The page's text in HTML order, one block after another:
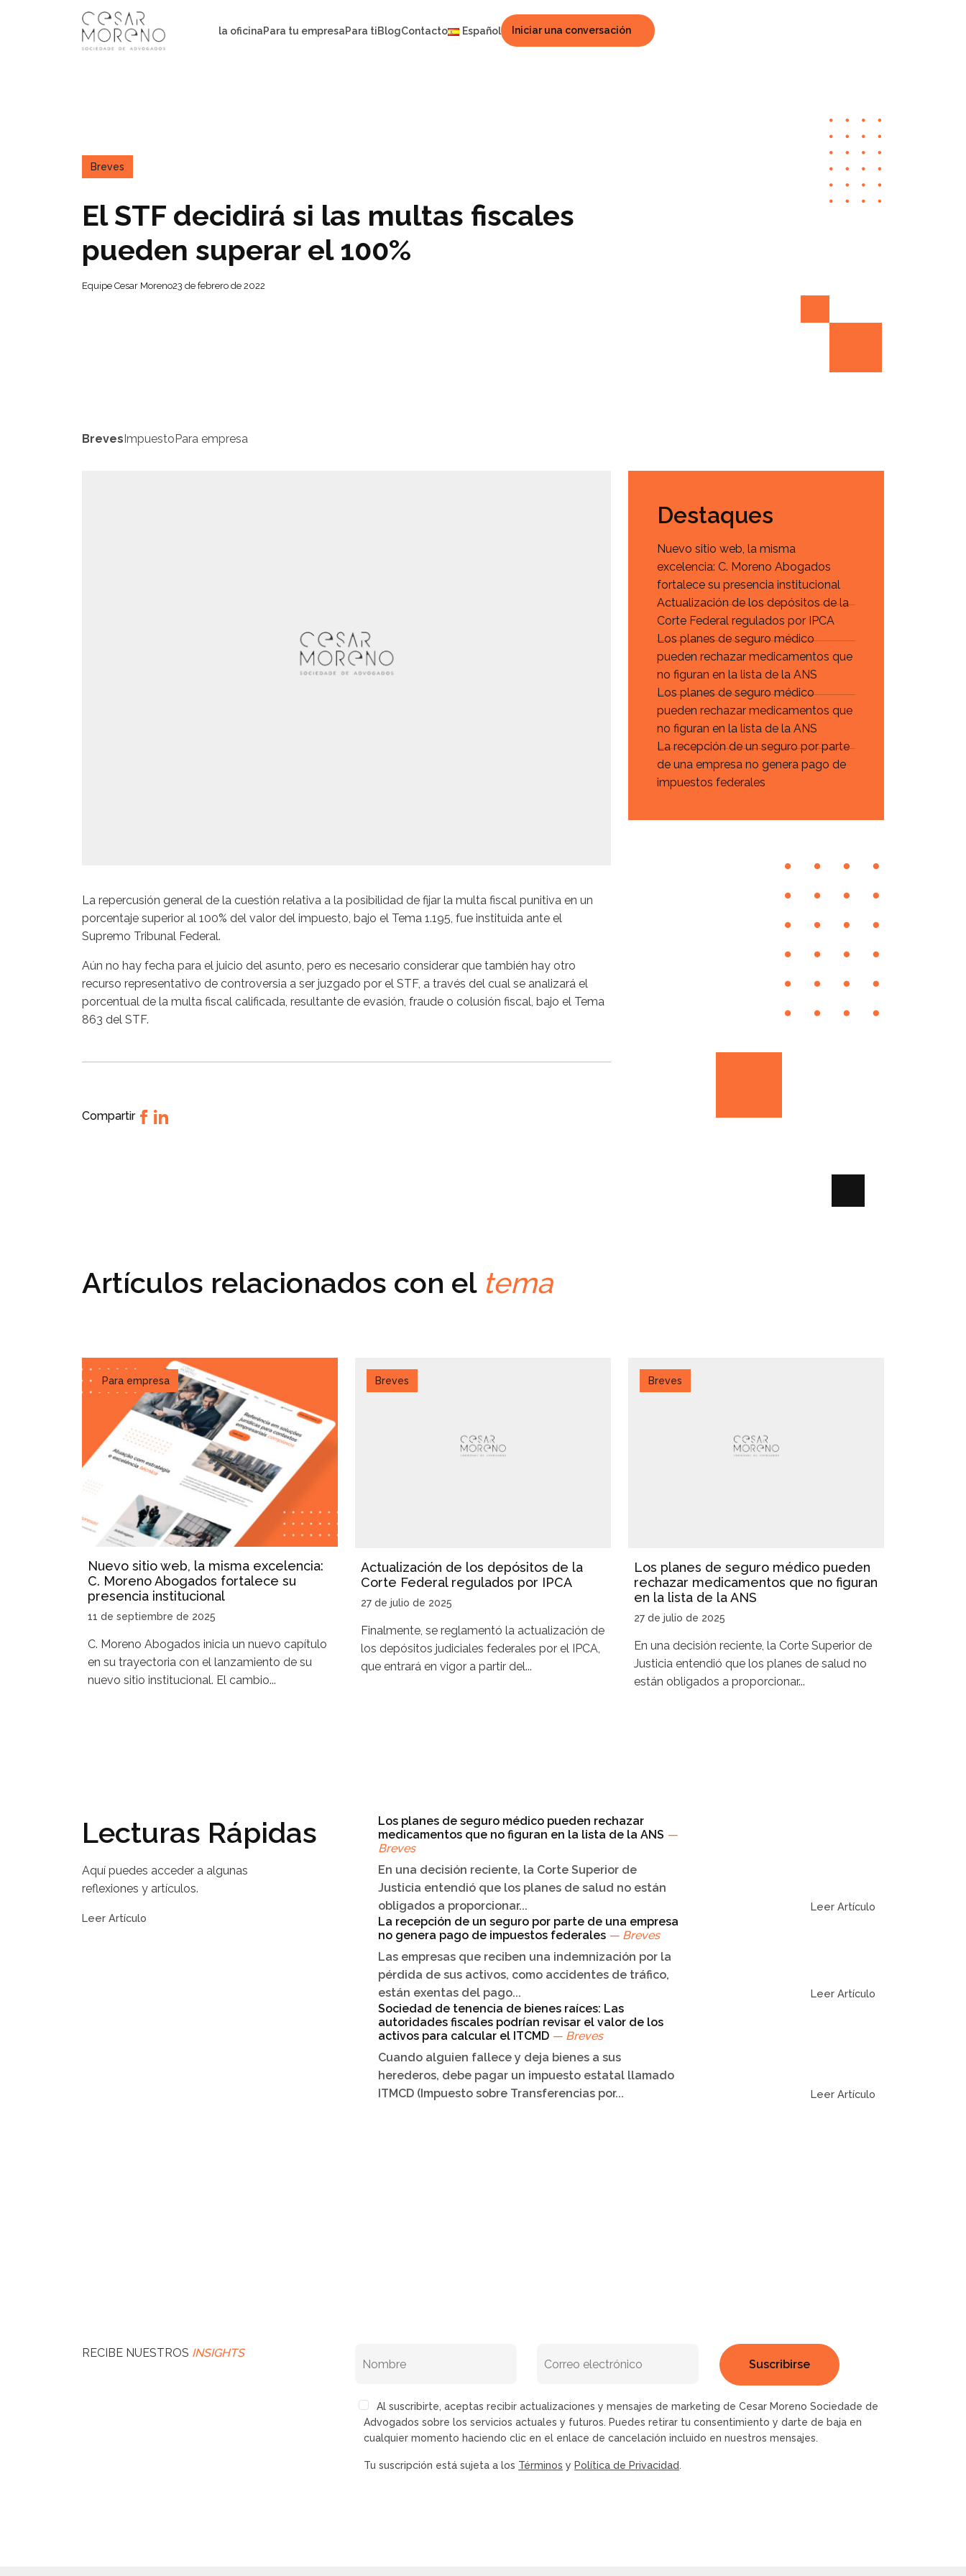
la oficinaPara tu empresaPara tiBlogContacto Español Iniciar una conversación
Breves
El STF decidirá si las multas fiscales
pueden superar el 100%
Equipe Cesar Moreno23 de febrero de 2022
BrevesImpuestoPara empresa
La repercusión general de la cuestión relativa a la posibilidad de fijar la multa fiscal punitiva en un
porcentaje superior al 100% del valor del impuesto, bajo el Tema 1.195, fue instituida ante el
Supremo Tribunal Federal.
Aún no hay fecha para el juicio del asunto, pero es necesario considerar que también hay otro
recurso representativo de controversia a ser juzgado por el STF, a través del cual se analizará el
porcentual de la multa fiscal calificada, resultante de evasión, fraude o colusión fiscal, bajo el Tema
863 del STF.
Compartir
Destaques
Nuevo sitio web, la misma
excelencia: C. Moreno Abogados
fortalece su presencia institucional
Actualización de los depósitos de la
Corte Federal regulados por IPCA
Los planes de seguro médico
pueden rechazar medicamentos que
no figuran en la lista de la ANS
Los planes de seguro médico
pueden rechazar medicamentos que
no figuran en la lista de la ANS
La recepción de un seguro por parte
de una empresa no genera pago de
impuestos federales
Artículos relacionados con el tema
Para empresa
Nuevo sitio web, la misma excelencia:
C. Moreno Abogados fortalece su
presencia institucional
11 de septiembre de 2025
C. Moreno Abogados inicia un nuevo capítulo
en su trayectoria con el lanzamiento de su
nuevo sitio institucional. El cambio...
Breves
Actualización de los depósitos de la
Corte Federal regulados por IPCA
27 de julio de 2025
Finalmente, se reglamentó la actualización de
los depósitos judiciales federales por el IPCA,
que entrará en vigor a partir del...
Breves
Los planes de seguro médico pueden
rechazar medicamentos que no figuran
en la lista de la ANS
27 de julio de 2025
En una decisión reciente, la Corte Superior de
Justicia entendió que los planes de salud no
están obligados a proporcionar...
Lecturas Rápidas
Aquí puedes acceder a algunas
reflexiones y artículos.
Leer Artículo
Los planes de seguro médico pueden rechazar
medicamentos que no figuran en la lista de la ANS —
Breves
En una decisión reciente, la Corte Superior de
Justicia entendió que los planes de salud no están
obligados a proporcionar...
Leer Artículo
La recepción de un seguro por parte de una empresa
no genera pago de impuestos federales — Breves
Las empresas que reciben una indemnización por la
pérdida de sus activos, como accidentes de tráfico,
están exentas del pago...
Leer Artículo
Sociedad de tenencia de bienes raíces: Las
autoridades fiscales podrían revisar el valor de los
activos para calcular el ITCMD — Breves
Cuando alguien fallece y deja bienes a sus
herederos, debe pagar un impuesto estatal llamado
ITMCD (Impuesto sobre Transferencias por...
Leer Artículo
RECIBE NUESTROS INSIGHTS
Al suscribirte, aceptas recibir actualizaciones y mensajes de marketing de Cesar Moreno Sociedade de
Advogados sobre los servicios actuales y futuros. Puedes retirar tu consentimiento y darte de baja en
cualquier momento haciendo clic en el enlace de cancelación incluido en nuestros mensajes.
Tu suscripción está sujeta a los Términos y Política de Privacidad.